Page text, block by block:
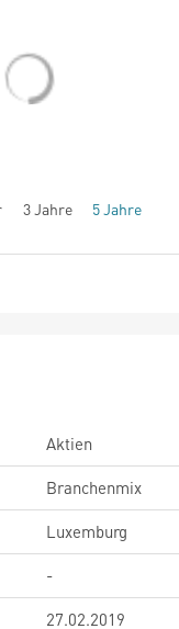
3 Jahre 5 Jahre
Aktien
Branchenmix
Luxemburg
-
27.02.2019